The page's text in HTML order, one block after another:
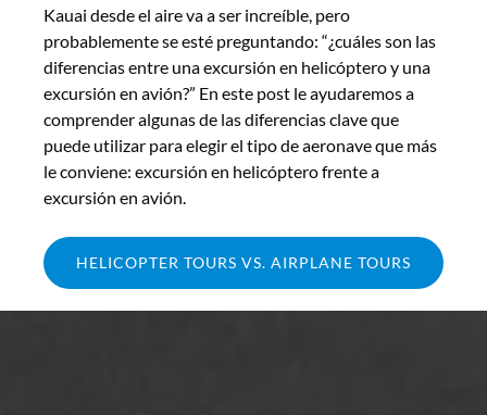
Kauai desde el aire va a ser increíble, pero
probablemente se esté preguntando: “¿cuáles son las
diferencias entre una excursión en helicóptero y una
excursión en avión?” En este post le ayudaremos a
comprender algunas de las diferencias clave que
puede utilizar para elegir el tipo de aeronave que más
le conviene: excursión en helicóptero frente a
excursión en avión.
HELICOPTER TOURS VS. AIRPLANE TOURS